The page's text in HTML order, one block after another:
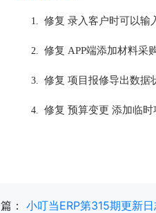
1. 修复 录入客户时可以
2. 修复 APP端添加材料采
3. 修复 项目报修导出数据
4. 修复 预算变更 添加临
： 小叮当ERP第315期更新